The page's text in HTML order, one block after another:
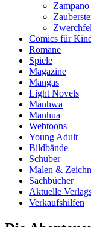
Zampano
Comics für
Romane
Spiele
Magazine
Mangas
Light Novels
Manhwa
Manhua
Webtoons
Young Adult
Bildbände
Schuber
Malen &
Sachbücher
Aktuelle
Verkaufshilfen